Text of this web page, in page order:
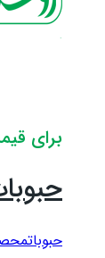
برای
حبوبات